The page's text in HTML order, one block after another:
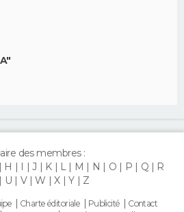
des membres :
H J K L M N O P Q
R
U V W X Y Z
Charte éditoriale Publicité
Contact